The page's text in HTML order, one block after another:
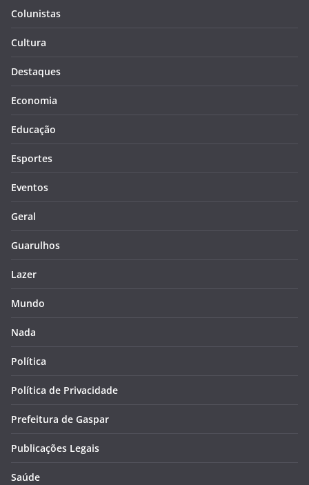
Colunistas
Cultura
Destaques
Economia
Educação
Esportes
Eventos
Geral
Guarulhos
Lazer
Mundo
Nada
Política
Política de Privacidade
Prefeitura de Gaspar
Publicações Legais
Saúde